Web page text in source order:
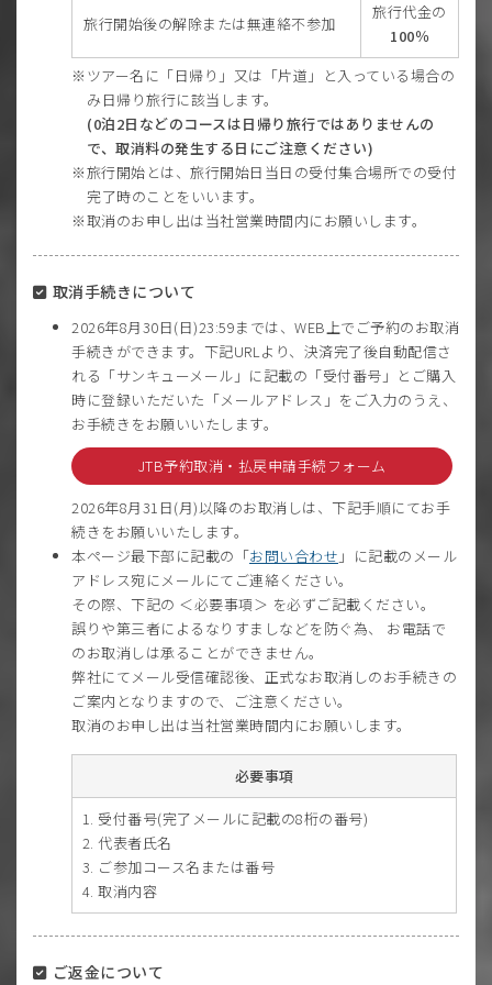
旅行開始後の解除または無連絡不参加
旅行代金の
100％
ツアー名に「日帰り」又は「片道」と入っている場合の
み日帰り旅行に該当します。
(0泊2日などのコースは日帰り旅行ではありませんの
で、取消料の発生する日にご注意ください)
旅行開始とは、旅行開始日当日の受付集合場所での受付
完了時のことをいいます。
取消のお申し出は当社営業時間内にお願いします。
取消手続きについて
2026年8月30日(日)23:59までは、WEB上でご予約のお取消
手続きができます。下記URLより、決済完了後自動配信さ
れる「サンキューメール」に記載の「受付番号」とご購入
時に登録いただいた「メールアドレス」をご入力のうえ、
お手続きをお願いいたします。
JTB予約取消・払戻申請手続フォーム
2026年8月31日(月)以降のお取消しは、下記手順にてお手
続きをお願いいたします。
本ページ最下部に記載の「お問い合わせ 」に記載のメール
アドレス宛にメールにてご連絡ください。
その際、下記の ＜必要事項＞ を必ずご記載ください。
誤りや第三者によるなりすましなどを防ぐ為、 お電話で
のお取消しは承ることができません。
弊社にてメール受信確認後、正式なお取消しのお手続きの
ご案内となりますので、ご注意ください。
取消のお申し出は当社営業時間内にお願いします。
必要事項
受付番号(完了メールに記載の8桁の番号)
代表者氏名
ご参加コース名または番号
取消内容
ご返金について